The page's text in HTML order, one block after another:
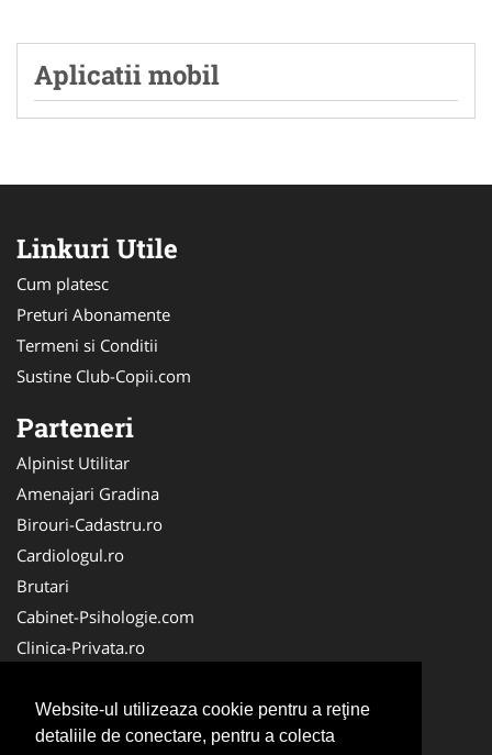
Website-ul utilizeaza cookie pentru a reţine
detaliile de conectare, pentru a colecta
Aplicatii mobil
Linkuri Utile
Cum platesc
Preturi Abonamente
Termeni si Conditii
Sustine Club-Copii.com
Parteneri
Alpinist Utilitar
Amenajari Gradina
Birouri-Cadastru.ro
Cardiologul.ro
Brutari
Cabinet-Psihologie.com
Clinica-Privata.ro
Cabinet-Individual.ro
CentruInchirieri.ro